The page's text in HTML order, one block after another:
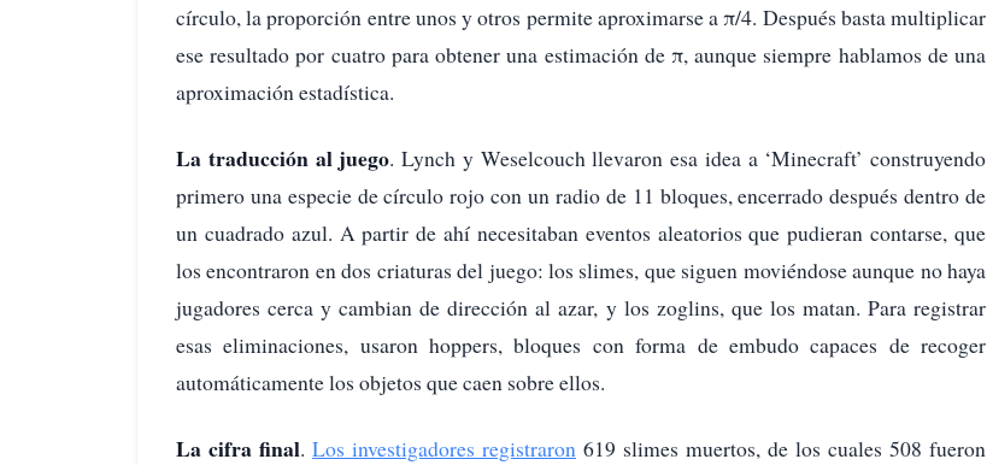
círculo, la proporción entre unos y otros permite aproximarse a π/4. Después basta multiplicar
ese resultado por cuatro para obtener una estimación de π, aunque siempre hablamos de una
aproximación estadística.
La traducción al juego. Lynch y Weselcouch llevaron esa idea a ‘Minecraft’ construyendo
primero una especie de círculo rojo con un radio de 11 bloques, encerrado después dentro de
un cuadrado azul. A partir de ahí necesitaban eventos aleatorios que pudieran contarse, que
los encontraron en dos criaturas del juego: los slimes, que siguen moviéndose aunque no haya
jugadores cerca y cambian de dirección al azar, y los zoglins, que los matan. Para registrar
esas eliminaciones, usaron hoppers, bloques con forma de embudo capaces de recoger
automáticamente los objetos que caen sobre ellos.
La cifra final. Los investigadores registraron 619 slimes muertos, de los cuales 508 fueron